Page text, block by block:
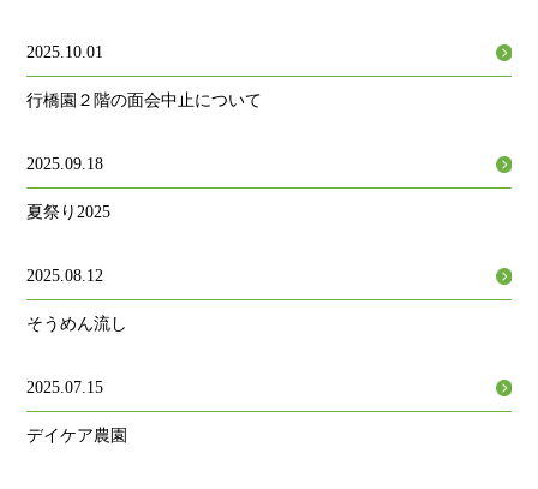
2025.10.01
行橋園２階の面会中止について
2025.09.18
夏祭り2025
2025.08.12
そうめん流し
2025.07.15
デイケア農園